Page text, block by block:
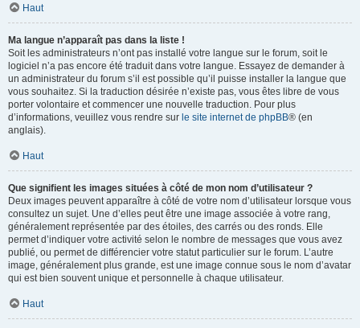
Haut
Ma langue n’apparaît pas dans la liste !
Soit les administrateurs n’ont pas installé votre langue sur le forum, soit le
logiciel n’a pas encore été traduit dans votre langue. Essayez de demander à
un administrateur du forum s’il est possible qu’il puisse installer la langue que
vous souhaitez. Si la traduction désirée n’existe pas, vous êtes libre de vous
porter volontaire et commencer une nouvelle traduction. Pour plus
d’informations, veuillez vous rendre sur le site internet de phpBB® (en
anglais).
Haut
Que signifient les images situées à côté de mon nom d’utilisateur ?
Deux images peuvent apparaître à côté de votre nom d’utilisateur lorsque vous
consultez un sujet. Une d’elles peut être une image associée à votre rang,
généralement représentée par des étoiles, des carrés ou des ronds. Elle
permet d’indiquer votre activité selon le nombre de messages que vous avez
publié, ou permet de différencier votre statut particulier sur le forum. L’autre
image, généralement plus grande, est une image connue sous le nom d’avatar
qui est bien souvent unique et personnelle à chaque utilisateur.
Haut